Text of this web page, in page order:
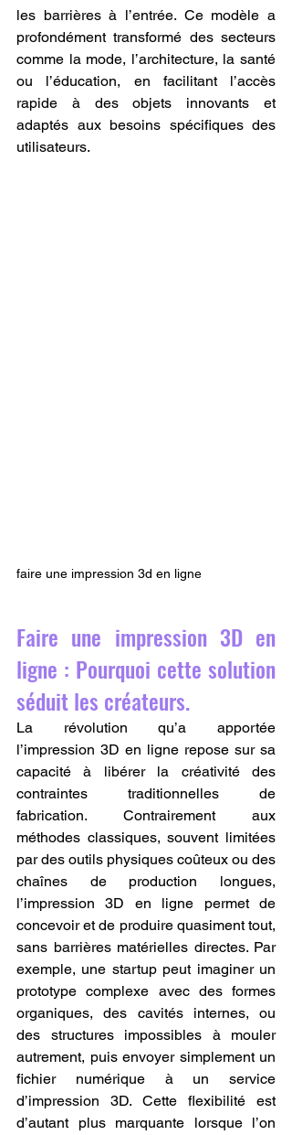
les barrières à l’entrée. Ce modèle a
profondément transformé des secteurs
comme la mode, l’architecture, la santé
ou l’éducation, en facilitant l’accès
rapide à des objets innovants et
adaptés aux besoins spécifiques des
utilisateurs.
faire une impression 3d en ligne
Faire une impression 3D en
ligne : Pourquoi cette solution
séduit les créateurs.
La révolution qu’a apportée
l’impression 3D en ligne repose sur sa
capacité à libérer la créativité des
contraintes traditionnelles de
fabrication. Contrairement aux
méthodes classiques, souvent limitées
par des outils physiques coûteux ou des
chaînes de production longues,
l’impression 3D en ligne permet de
concevoir et de produire quasiment tout,
sans barrières matérielles directes. Par
exemple, une startup peut imaginer un
prototype complexe avec des formes
organiques, des cavités internes, ou
des structures impossibles à mouler
autrement, puis envoyer simplement un
fichier numérique à un service
d’impression 3D. Cette flexibilité est
d’autant plus marquante lorsque l’on